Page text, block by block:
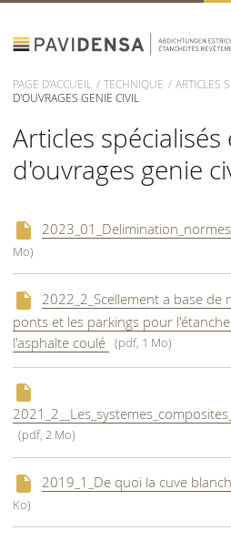
PAGE D'ACCUEIL TECHNIQUE ARTICLES
D'OUVRAGES GENIE CIVIL
Articles
d'ouvrages genie
Mo)
2022_2_Scellement a base
ponts et les parkings pour
l'asphalte coulé
(pdf, 1 Mo)
(pdf, 2 Mo)
2019_1_De quoi la cuve
Ko)